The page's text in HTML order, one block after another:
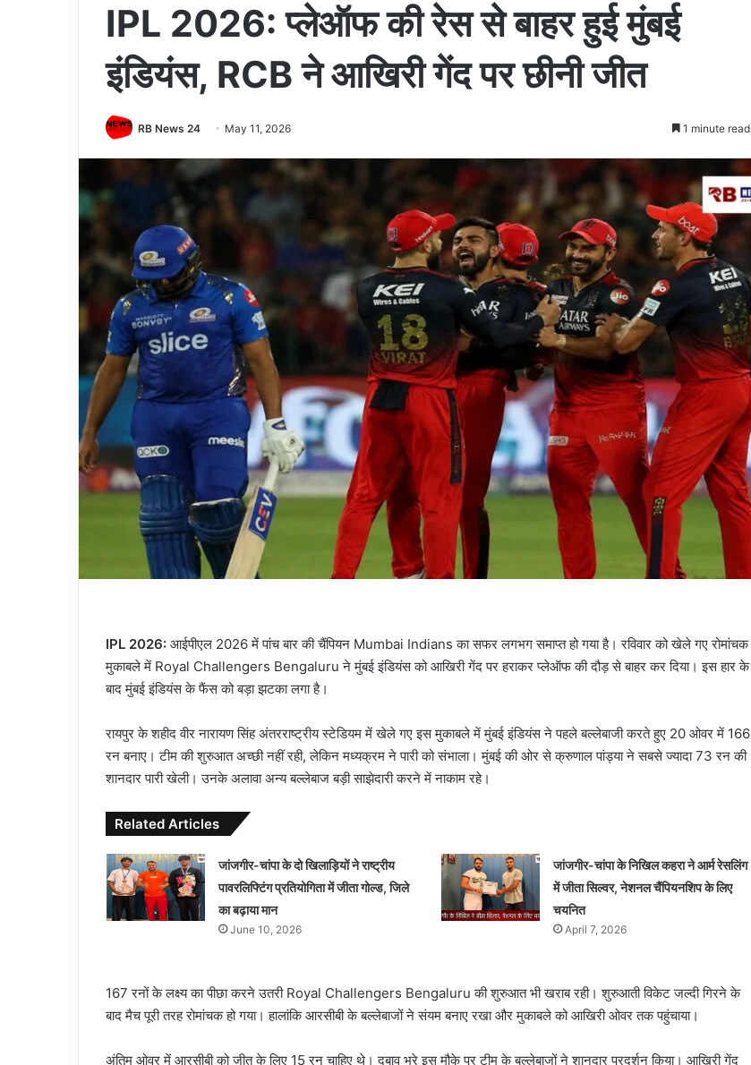
IPL 2026: प्लेऑफ की रेस से बाहर हुई मुंबई
इंडियंस, RCB ने आखिरी गेंद पर छीनी जीत
RB News 24 May 11, 2026 1 minute read
IPL 2026: आईपीएल 2026 में पांच बार की चैंपियन Mumbai Indians का सफर लगभग समाप्त हो गया है। रविवार को खेले गए रोमांचक
मुकाबले में Royal Challengers Bengaluru ने मुंबई इंडियंस को आखिरी गेंद पर हराकर प्लेऑफ की दौड़ से बाहर कर दिया। इस हार के
बाद मुंबई इंडियंस के फैंस को बड़ा झटका लगा है।
रायपुर के शहीद वीर नारायण सिंह अंतरराष्ट्रीय स्टेडियम में खेले गए इस मुकाबले में मुंबई इंडियंस ने पहले बल्लेबाजी करते हुए 20 ओवर में 166
रन बनाए। टीम की शुरुआत अच्छी नहीं रही, लेकिन मध्यक्रम ने पारी को संभाला। मुंबई की ओर से क्रुणाल पांड्या ने सबसे ज्यादा 73 रन की
शानदार पारी खेली। उनके अलावा अन्य बल्लेबाज बड़ी साझेदारी करने में नाकाम रहे।
Related Articles
जांजगीर-चांपा के दो खिलाड़ियों ने राष्ट्रीय
पावरलिफ्टिंग प्रतियोगिता में जीता गोल्ड, जिले
का बढ़ाया मान
June 10, 2026
जांजगीर-चांपा के निखिल कहरा ने आर्म रेसलिंग
में जीता सिल्वर, नेशनल चैंपियनशिप के लिए
चयनित
April 7, 2026
167 रनों के लक्ष्य का पीछा करने उतरी Royal Challengers Bengaluru की शुरुआत भी खराब रही। शुरुआती विकेट जल्दी गिरने के
बाद मैच पूरी तरह रोमांचक हो गया। हालांकि आरसीबी के बल्लेबाजों ने संयम बनाए रखा और मुकाबले को आखिरी ओवर तक पहुंचाया।
अंतिम ओवर में आरसीबी को जीत के लिए 15 रन चाहिए थे। दबाव भरे इस मौके पर टीम के बल्लेबाजों ने शानदार प्रदर्शन किया। आखिरी गेंद